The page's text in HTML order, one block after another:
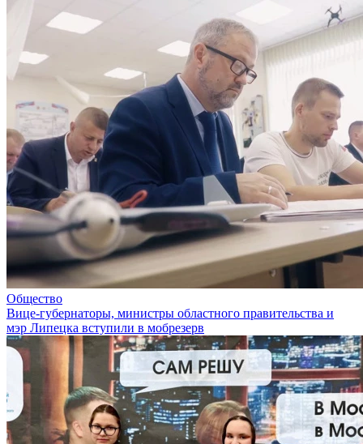
Общество
Вице-губернаторы, министры областного правительства и
мэр Липецка вступили в мобрезерв